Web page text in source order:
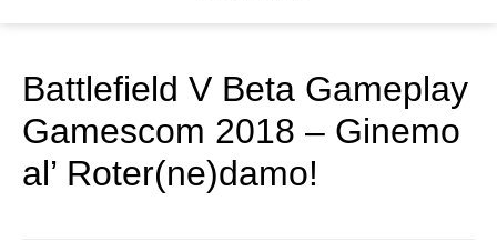
Battlefield V Beta Gameplay
Gamescom 2018 – Ginemo
al’ Roter(ne)damo!